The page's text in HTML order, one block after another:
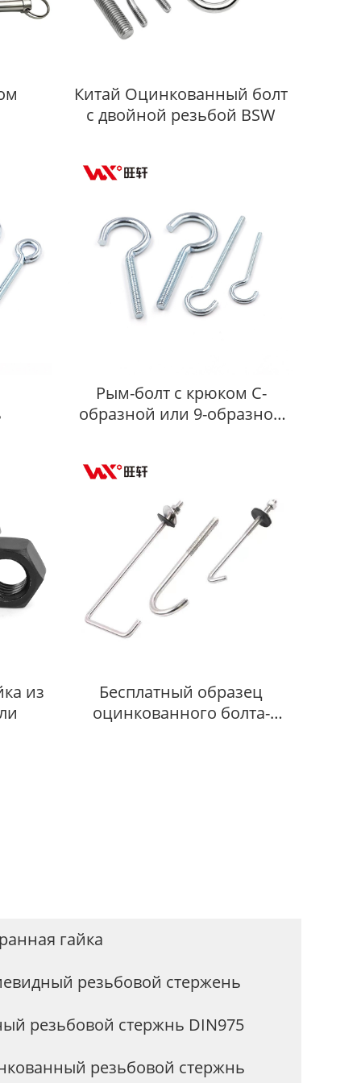
Китай Оцинкованный болт
с двойной резьбой BSW
Рым-болт с крюком C-
образной или 9-образной
из
Бесплатный образец
оцинкованного болта-
гайка
резьбовой стержень
резьбовой стержнь DIN975
резьбовой стержнь